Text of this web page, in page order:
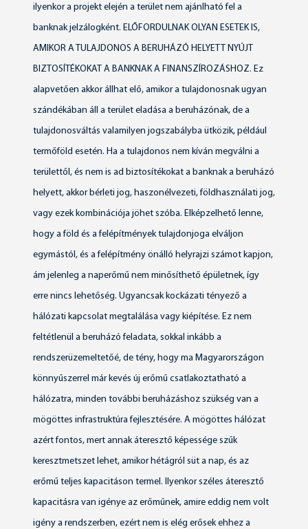
ilyenkor a projekt elején a terület nem ajánlható fel a
banknak jelzálogként. ELŐFORDULNAK OLYAN ESETEK IS,
AMIKOR A TULAJDONOS A BERUHÁZÓ HELYETT NYÚJT
BIZTOSÍTÉKOKAT A BANKNAK A FINANSZÍROZÁSHOZ. Ez
alapvetően akkor állhat elő, amikor a tulajdonosnak ugyan
szándékában áll a terület eladása a beruházónak, de a
tulajdonosváltás valamilyen jogszabályba ütközik, például
termőföld esetén. Ha a tulajdonos nem kíván megválni a
területtől, és nem is ad biztosítékokat a banknak a beruházó
helyett, akkor bérleti jog, haszonélvezeti, földhasználati jog,
vagy ezek kombinációja jöhet szóba. Elképzelhető lenne,
hogy a föld és a felépítmények tulajdonjoga elváljon
egymástól, és a felépítmény önálló helyrajzi számot kapjon,
ám jelenleg a naperőmű nem minősíthető épületnek, így
erre nincs lehetőség. Ugyancsak kockázati tényező a
hálózati kapcsolat megtalálása vagy kiépítése. Ez nem
feltétlenül a beruházó feladata, sokkal inkább a
rendszerüzemeltetőé, de tény, hogy ma Magyarországon
könnyűszerrel már kevés új erőmű csatlakoztatható a
hálózatra, minden további beruházáshoz szükség van a
mögöttes infrastruktúra fejlesztésére. A mögöttes hálózat
azért fontos, mert annak áteresztő képessége szűk
keresztmetszet lehet, amikor hétágról süt a nap, és az
erőmű teljes kapacitáson termel. Ilyenkor széles áteresztő
kapacitásra van igénye az erőműnek, amire eddig nem volt
igény a rendszerben, ezért nem is elég erősek ehhez a